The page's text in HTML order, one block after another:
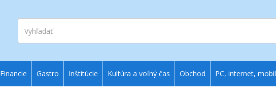
Vyhľadať
Financie Gastro Inštitúcie Kultúra a voľný čas Obchod PC, internet, mobil